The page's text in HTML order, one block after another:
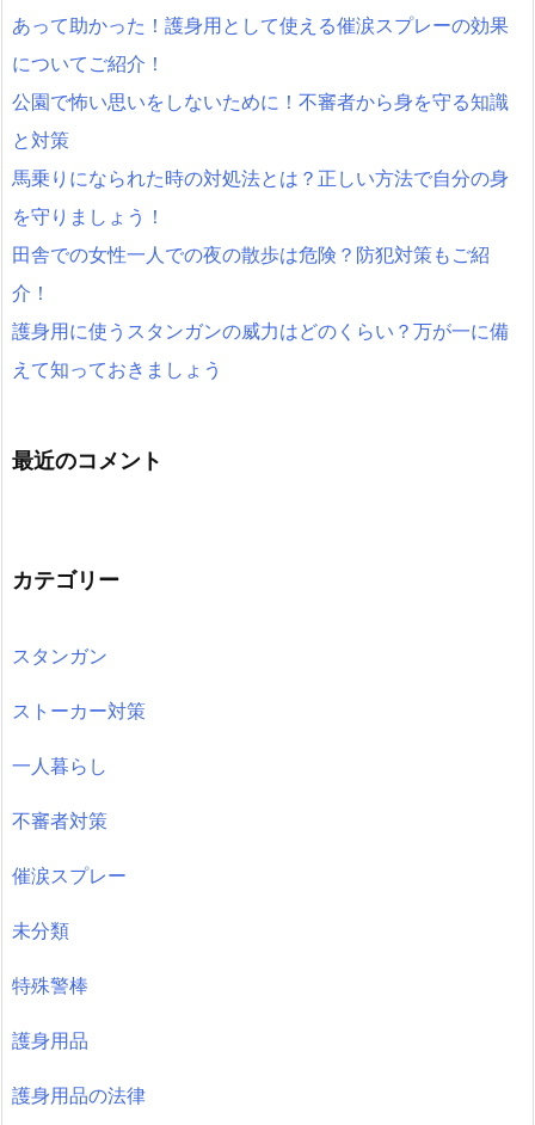
あって助かった！護身用として使える催涙スプレーの効果
についてご紹介！
公園で怖い思いをしないために！不審者から身を守る知識
と対策
馬乗りになられた時の対処法とは？正しい方法で自分の身
を守りましょう！
田舎での女性一人での夜の散歩は危険？防犯対策もご紹
介！
護身用に使うスタンガンの威力はどのくらい？万が一に備
えて知っておきましょう
最近のコメント
カテゴリー
スタンガン
ストーカー対策
一人暮らし
不審者対策
催涙スプレー
未分類
特殊警棒
護身用品
護身用品の法律